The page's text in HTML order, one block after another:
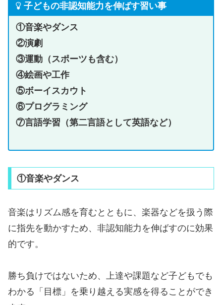
子どもの非認知能力を伸ばす習い事
①音楽やダンス
②演劇
③運動（スポーツも含む）
④絵画や工作
⑤ボーイスカウト
⑥プログラミング
⑦言語学習（第二言語として英語など）
①音楽やダンス
音楽はリズム感を育むとともに、楽器などを扱う際
に指先を動かすため、非認知能力を伸ばすのに効果
的です。
勝ち負けではないため、上達や課題など子どもでも
わかる「目標」を乗り越える実感を得ることができ